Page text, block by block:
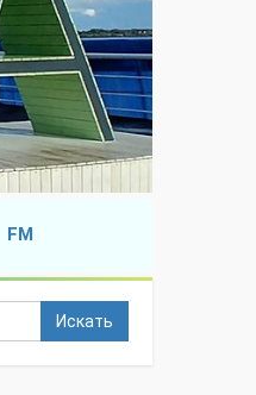
FM
Искать